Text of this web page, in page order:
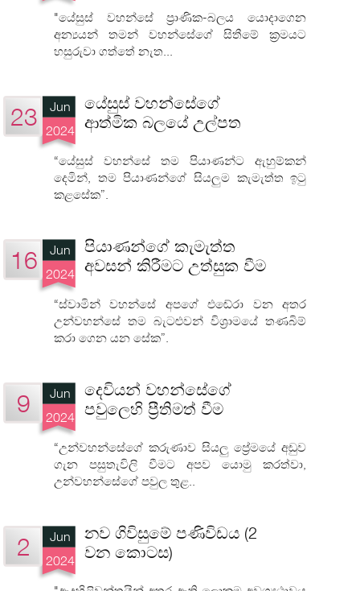
"යේසුස් වහන්සේ ප්‍රාණික-බලය යොදාගෙන
අන්‍යයන් තමන් වහන්සේගේ සිතීමේ ක්‍රමයට
හසුරුවා ගත්තේ නැත...
23
Jun
2024
යේසුස් වහන්සේගේ
ආත්මික බලයේ උල්පත
“යේසුස් වහන්සේ තම පියාණන්ට ඇහුම්කන්
දෙමින්, තම පියාණන්ගේ සියලුම කැමැත්ත ඉටු
කළසේක”.
16
Jun
2024
පියාණන්ගේ කැමැත්ත
අවසන් කිරීමට උත්සුක වීම
“ස්වාමින් වහන්සේ අපගේ එඬේරා වන අතර
උන්වහන්සේ තම බැටළුවන් විශ්‍රාමයේ තණබිම්
කරා ගෙන යන සේක”.
9
Jun
2024
දෙවියන් වහන්සේගේ
පවුලෙහි ප්‍රීතිමත් වීම
“උන්වහන්සේගේ කරුණාව සියලු ප්‍රේමයේ අඩුව
ගැන පසුතැවිලි වීමට අපව යොමු කරත්වා,
උන්වහන්සේගේ පවුල තුළ..
2
Jun
2024
නව ගිවිසුමේ පණිවිඩය (2
වන කොටස)